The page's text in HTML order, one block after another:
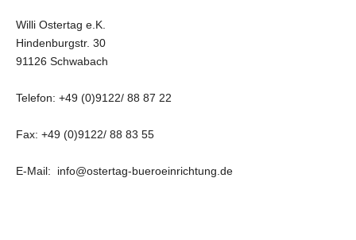
Willi Ostertag e.K.
Hindenburgstr. 30
91126 Schwabach
Telefon: +49 (0)9122/ 88 87 22
Fax: +49 (0)9122/ 88 83 55
E-Mail: info@ostertag-bueroeinrichtung.de